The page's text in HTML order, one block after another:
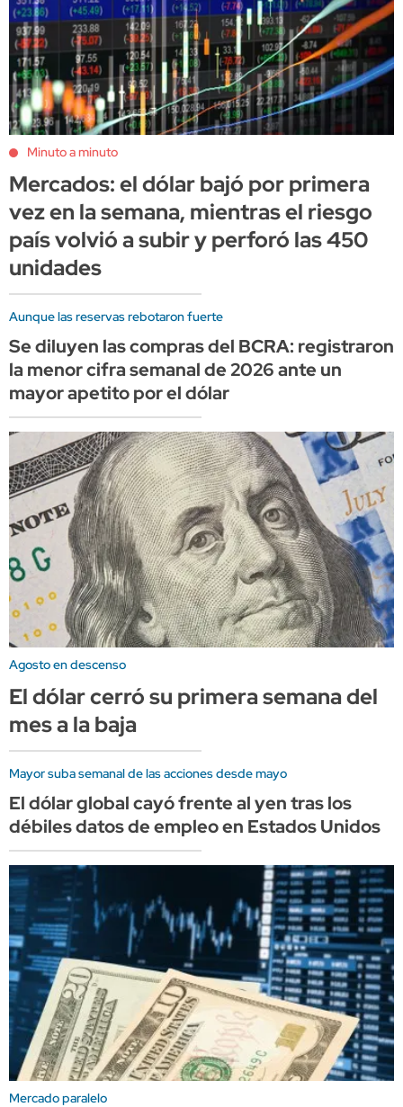
Minuto a minuto
Mercados: el dólar bajó por primera
vez en la semana, mientras el riesgo
país volvió a subir y perforó las 450
unidades
Aunque las reservas rebotaron fuerte
Se diluyen las compras del BCRA: registraron
la menor cifra semanal de 2026 ante un
mayor apetito por el dólar
Agosto en descenso
El dólar cerró su primera semana del
mes a la baja
Mayor suba semanal de las acciones desde mayo
El dólar global cayó frente al yen tras los
débiles datos de empleo en Estados Unidos
Mercado paralelo